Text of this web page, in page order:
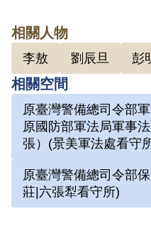
次完成之作品。本
工藝工廠完成之作
劉辰旦前輩遭囚禁
畫，其「六大山人
家「八大山人」朱
押房，自嘲在獄
人」。
畫中山水廣邈深
相關人物
李敖 劉辰旦 彭
相關空間
原臺灣警備總司令部
原國防部軍法局軍事
張）(景美軍法處看守
原臺灣警備總司令部
莊|六張犁看守所)